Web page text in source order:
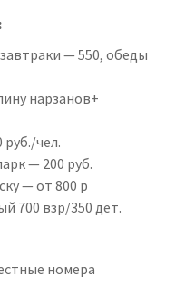
— 550, обеды
нарзанов+
чел.
— 200 руб.
— от 800 р
700 взр/350 дет.
номера